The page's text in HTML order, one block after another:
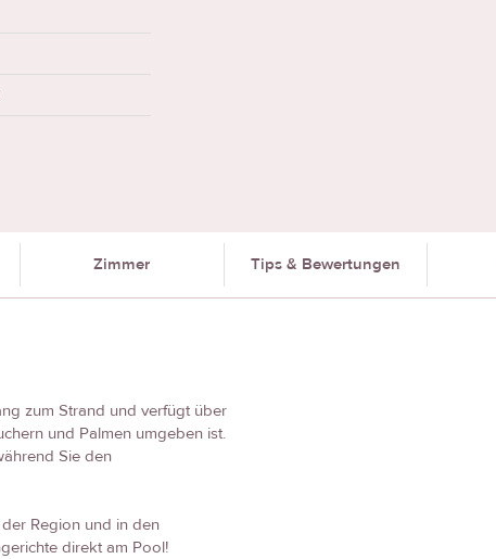
Zimmer Tips & Bewertungen
zum Strand und verfügt über
und Palmen umgeben ist.
Sie den
Region und in den
direkt am Pool!